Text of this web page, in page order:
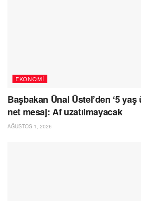
EKONOMI
Başbakan Ünal Üstel’den ‘5
net mesaj: Af uzatılmayacak
AĞUSTOS 1, 2026